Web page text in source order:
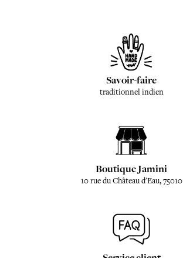
Savoir-faire
traditionnel indien
Boutique Jamini
10 rue du Château d'Eau, 75010